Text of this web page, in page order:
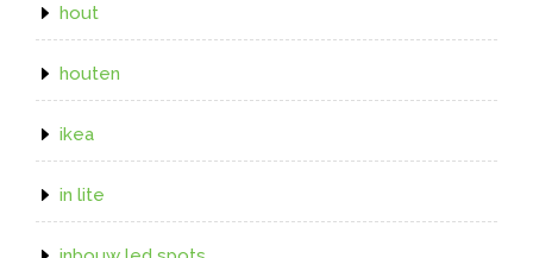
hout
houten
ikea
in lite